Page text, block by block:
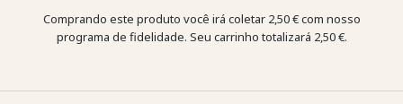
Comprando este produto você irá coletar 2,50 €com nosso
programa de fidelidade. Seu carrinho totalizará 2,50 €.